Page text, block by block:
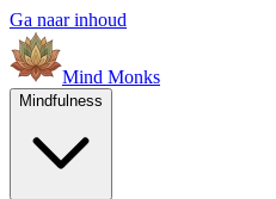
Ga naar inhoud
Mind Monks
Mindfulness